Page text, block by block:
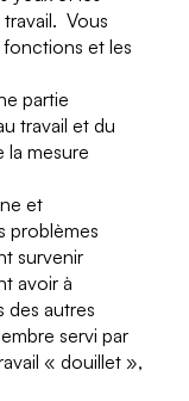
travail. Vous
fonctions et les
partie
travail et du
la mesure
et
problèmes
survenir
avoir à
des autres
servi par
« douillet »,